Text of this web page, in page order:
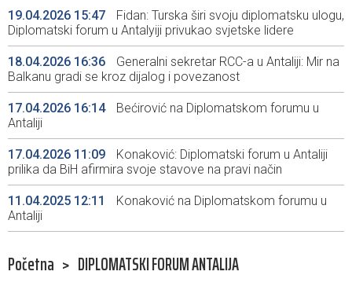
19.04.2026 15:47
Fidan: Turska širi svoju diplomatsku ulogu,
Diplomatski forum u Antalyiji privukao svjetske lidere
18.04.2026 16:36
Generalni sekretar RCC-a u Antaliji: Mir na
Balkanu gradi se kroz dijalog i povezanost
17.04.2026 16:14
Bećirović na Diplomatskom forumu u
Antaliji
17.04.2026 11:09
Konaković: Diplomatski forum u Antaliji
prilika da BiH afirmira svoje stavove na pravi način
11.04.2025 12:11
Konaković na Diplomatskom forumu u
Antaliji
Početna > DIPLOMATSKI FORUM ANTALIJA